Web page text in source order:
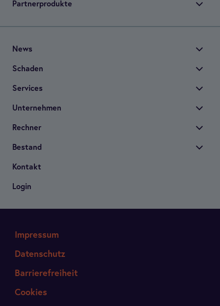
Part­ner­pro­dukte
News
Scha­den
Ser­vices
Unter­neh­men
Rech­ner
Bestand
Kon­takt
Login
Impressum
Datenschutz
Barrierefreiheit
Cookies